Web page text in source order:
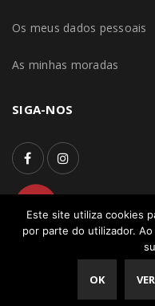
Os meus dados pessoais
As minhas moradas
SIGA-NOS
© 2022 On Pet Food,
Direitos Reservados |
Este site utiliza cookies
por parte do utilizador.
OK